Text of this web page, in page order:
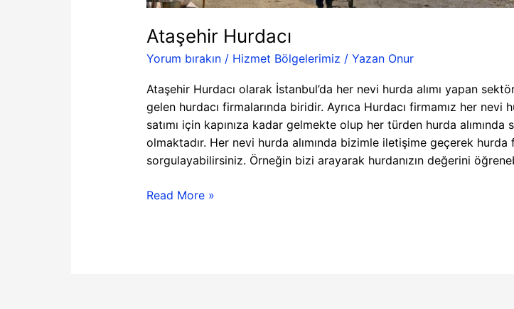
Ataşehir Hurdacı
Yorum bırakın / Hizmet Bölgelerimiz / Yazan Onur
Ataşehir Hurdacı olarak İstanbul’da her nevi hurda alımı yapan
gelen hurdacı firmalarında biridir. Ayrıca Hurdacı firmamız her nevi
satımı için kapınıza kadar gelmekte olup her türden hurda alımında
olmaktadır. Her nevi hurda alımında bizimle iletişime geçerek
sorgulayabilirsiniz. Örneğin bizi arayarak hurdanızın değerini
Read More »